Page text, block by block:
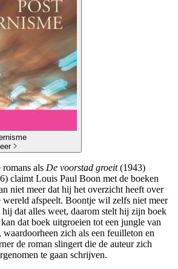
als De voorstad groeit(1943)
claimt Louis Paul Boon met de boeken
niet meer dat hij het overzicht heeft over
afspeelt. Boontje wil zelfs niet meer
dat alles weet, daarom stelt hij zijn boek
dat boek uitgroeien tot een jungle van
waardoorheen zich als een feuilleton en
de roman slingert die de auteur zich
te gaan schrijven.